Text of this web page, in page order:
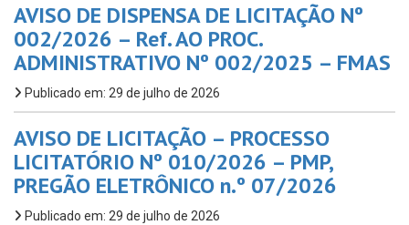
AVISO DE DISPENSA DE LICITAÇÃO Nº
002/2026 – Ref. AO PROC.
ADMINISTRATIVO Nº 002/2025 – FMAS
Publicado em: 29 de julho de 2026
AVISO DE LICITAÇÃO – PROCESSO
LICITATÓRIO Nº 010/2026 – PMP,
PREGÃO ELETRÔNICO n.º 07/2026
Publicado em: 29 de julho de 2026